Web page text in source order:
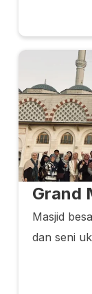
Grand
Masjid
dan seni